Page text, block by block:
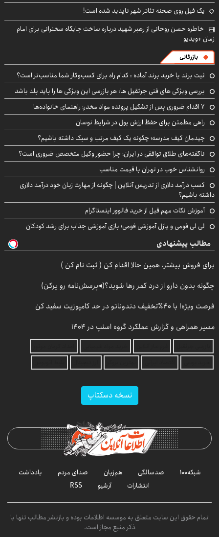
یک فیل روی صحنه تئاتر شهر ناپدید شده است!
خاطره حسن روحانی از رهبر شهید درباره ساخت جایگاه سخنرانی برای امام
زمان +ویدیو
بازرگانی
ثبت برند یا خرید برند آماده : کدام راه برای کسب‌وکار شما مناسب‌تر است؟
بررسی ویژگی های فنی جرثقیل ها: هر بازرسی این ویژگی ها را باید بلد باشد
۷ اقدام ضروری پس از تشکیل پرونده مواد مخدر؛ راهنمای خانواده‌ها
راهی مطمئن برای حفظ ارزش پول در شرایط نوسان
چیدمان کیف مدرسه؛ چگونه یک کیف مرتب و سبک داشته باشیم؟
ناگفته‌های طلاق توافقی در ایران؛ چرا حضور وکیل متخصص ضروری است؟
روانشناس خوب در تهران با قیمت مناسب
کسب درآمد دلاری از تدریس آنلاین | چگونه از مهارت زبان خود درآمد دلاری
داشته باشیم؟
آموزش نکات مهم قبل از خرید فالوور اینستاگرام
لی لی فومی و پازل آموزشی فومی؛ بازی آموزشی جذاب برای رشد کودکان
مطالب پیشنهادی
برای فروش بیشتر، همین حالا اقدام کن ( ثبت نام کن )
چگونه بدون دارو از درد کمر رها شوید؟(◂پرسش‌نامه رو پرکن)
فرصت ویژه! با 40٪تخفیف دندوناتو در حد کامپوزیت سفید کن
مسیر همراهی و گزارش عملکرد گروه اسنپ در ۱۴۰۴
نسخه دسکتاپ
شبکه۱۰۰ صدسالگی هم‌زبان صدای مردم
یادداشت
انتشارات
آرشیو RSS
تمام حقوق این سایت متعلق به موسسه اطلاعات بوده و بازنشر مطالب تنها با
ذکر منبع مجاز است.